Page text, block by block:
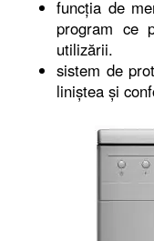
funcția de
program ce
utilizării.
sistem de
liniștea și